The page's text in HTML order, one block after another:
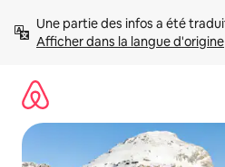
directement
Afficher dans la langue d'origine